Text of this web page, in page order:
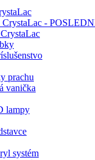
CrystaLac -
prachu
vanička
lampy
systém